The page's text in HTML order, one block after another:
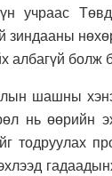
учраас
зиндааны
албагүй болж
шашны
нь өөрийн
тодруулах